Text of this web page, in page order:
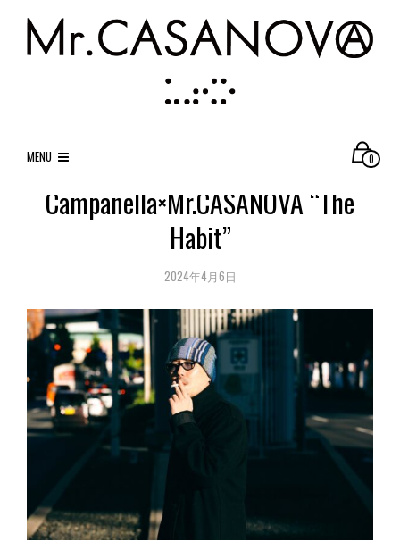
MENU 0
Campanella×Mr.CASANOVA “The
Habit”
2024年4月6日